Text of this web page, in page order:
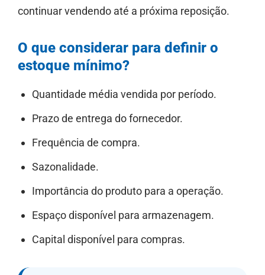
continuar vendendo até a próxima reposição.
O que considerar para definir o
estoque mínimo?
Quantidade média vendida por período.
Prazo de entrega do fornecedor.
Frequência de compra.
Sazonalidade.
Importância do produto para a operação.
Espaço disponível para armazenagem.
Capital disponível para compras.